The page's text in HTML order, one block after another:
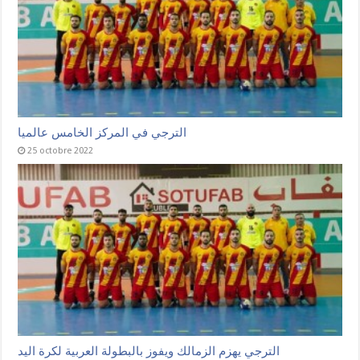
الترجي في المركز الخامس عالميا
25 octobre 2022
الترجي يهزم الزمالك ويفوز بالبطولة العربية لكرة اليد